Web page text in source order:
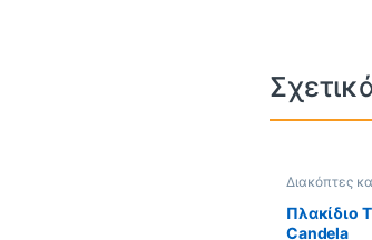
Διακόπτες
Πλακίδιο
Candela